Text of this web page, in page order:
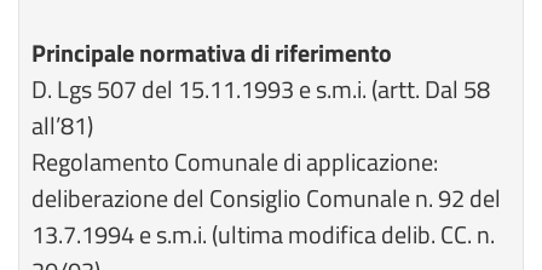
Principale normativa di riferimento
D. Lgs 507 del 15.11.1993 e s.m.i. (artt. Dal 58
all’81)
Regolamento Comunale di applicazione:
deliberazione del Consiglio Comunale n. 92 del
13.7.1994 e s.m.i. (ultima modifica delib. CC. n.